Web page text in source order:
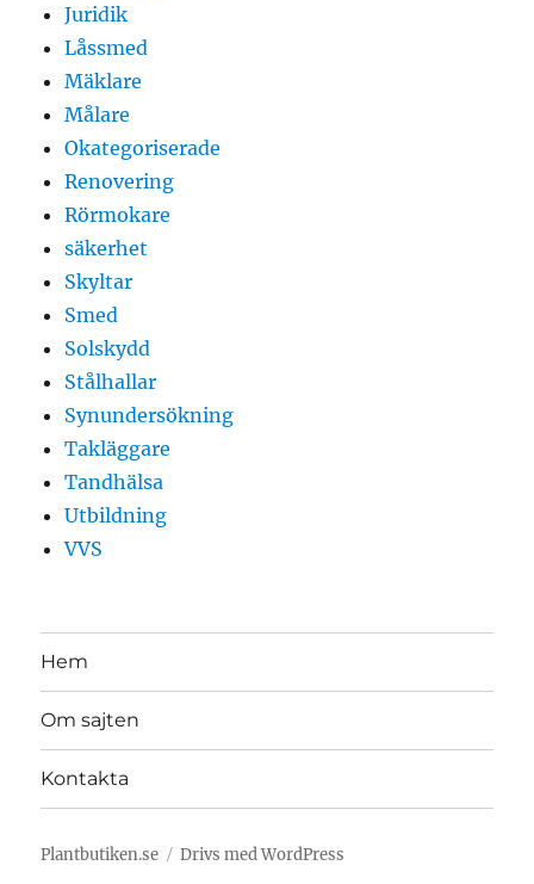
Juridik
Låssmed
Mäklare
Målare
Okategoriserade
Renovering
Rörmokare
säkerhet
Skyltar
Smed
Solskydd
Stålhallar
Synundersökning
Takläggare
Tandhälsa
Utbildning
VVS
Hem
Om sajten
Kontakta
Plantbutiken.se Drivs med WordPress